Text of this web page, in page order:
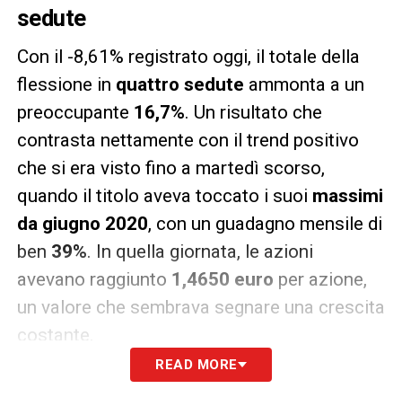
sedute
Con il -8,61% registrato oggi, il totale della
flessione in quattro sedute ammonta a un
preoccupante 16,7%. Un risultato che
contrasta nettamente con il trend positivo
che si era visto fino a martedì scorso,
quando il titolo aveva toccato i suoi massimi
da giugno 2020, con un guadagno mensile di
ben 39%. In quella giornata, le azioni
avevano raggiunto 1,4650 euro per azione,
un valore che sembrava segnare una crescita
costante.
READ MORE